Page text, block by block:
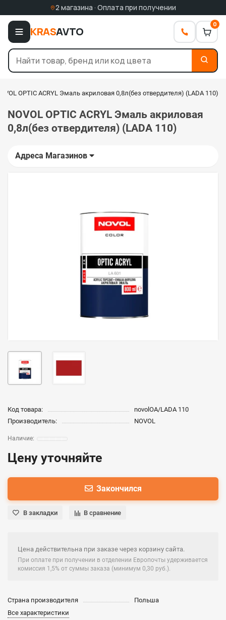
2 магазина · Оплата при получении
KRASAVTO
0
OPTIC ACRYL Эмаль акриловая 0,8л(без отвердителя) (LADA 110)
NOVOL OPTIC ACRYL Эмаль акриловая
0,8л(без отвердителя) (LADA 110)
Адреса Магазинов
Код товара:
novolOA/LADA 110
Производитель:
NOVOL
Цену уточняйте
Закончился
В закладки В сравнение
Цена действительна при заказе через корзину сайта.
При оплате при получении в отделении Европочты удерживается
комиссия 1,5% от суммы заказа (минимум 0,30 руб.).
Страна производителя
Польша
Все характеристики